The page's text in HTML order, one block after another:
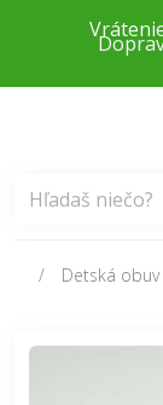
Detská obuv